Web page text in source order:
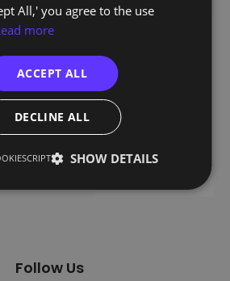
1.06
chamada
Training
Register
About Us
Blog
Contacts
Follow Us
All,' you agree to the use
more
ACCEPT ALL
DECLINE ALL
SHOW DETAILS